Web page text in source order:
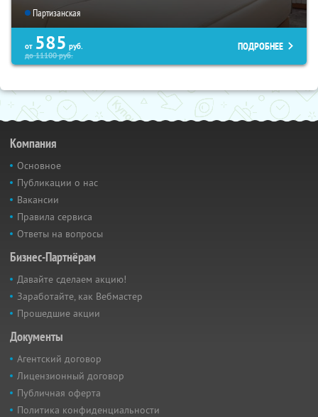
Партизанская
от 585 руб.
до11100руб.
ПОДРОБНЕЕ
Компания
Основное
Публикации о нас
Вакансии
Правила сервиса
Ответы на вопросы
Бизнес-Партнёрам
Давайте сделаем акцию!
Заработайте, как Вебмастер
Прошедшие акции
Документы
Агентский договор
Лицензионный договор
Публичная оферта
Политика конфиденциальности